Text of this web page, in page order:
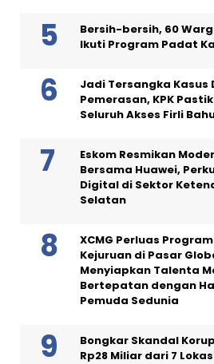
Bersih-bersih, 60
Ikuti Program Padat
Jadi Tersangka Kasus
Pemerasan, KPK
Seluruh Akses Firli
Eskom Resmikan
Bersama Huawei,
Digital di Sektor
Selatan
XCMG Perluas
Kejuruan di Pasar
Menyiapkan Talenta
Bertepatan dengan
Pemuda Sedunia
Bongkar Skandal
Rp28 Miliar dari 7